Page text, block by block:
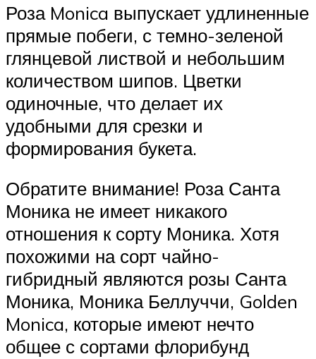
Роза Monica выпускает удлиненные
прямые побеги, с темно-зеленой
глянцевой листвой и небольшим
количеством шипов. Цветки
одиночные, что делает их
удобными для срезки и
формирования букета.
Обратите внимание! Роза Санта
Моника не имеет никакого
отношения к сорту Моника. Хотя
похожими на сорт чайно-
гибридный являются розы Санта
Моника, Моника Беллуччи, Golden
Monica, которые имеют нечто
общее с сортами флорибунд